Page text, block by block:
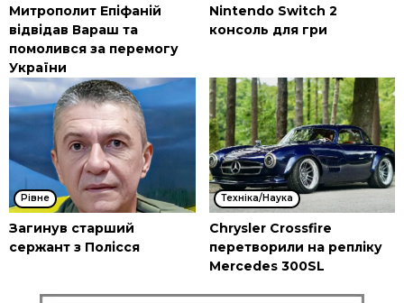
Митрополит Епіфаній
відвідав Вараш та
помолився за перемогу
України
Nintendo Switch 2
консоль для гри
Рівне
Загинув старший
сержант з Полісся
Техніка/Наука
Chrysler Crossfire
перетворили на репліку
Mercedes 300SL